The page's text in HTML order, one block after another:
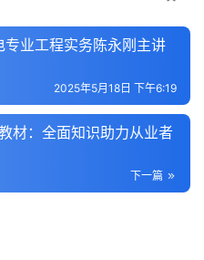
业工程实务陈永刚主讲
2025年5月18日 下午6:19
材：全面知识助力从业者
下一篇